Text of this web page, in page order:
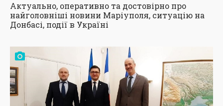
Актуально, оперативно та достовірно про
найголовніші новини Маріуполя, ситуацію на
Донбасі, події в Україні